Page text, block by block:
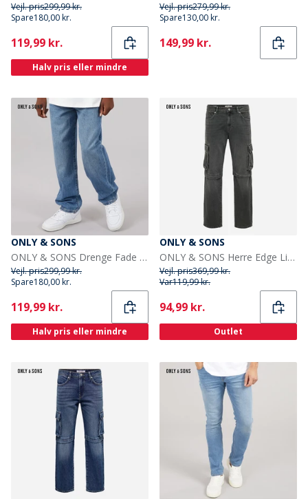
Vejl. pris299,99 kr.
Spare180,00 kr.
Current
119,99 kr.
Halv pris eller mindre
Vejl. pris279,99 kr.
Spare130,00 kr.
Current
149,99 kr.
ONLY & SONS
ONLY & SONS Drenge Fade løstsiddende jeans Medium Blue Den
Vejl. pris299,99 kr.
Spare180,00 kr.
Current
119,99 kr.
Halv pris eller mindre
ONLY & SONS
ONLY & SONS Herre Edge Lige Jeans Dark Grey Denim
Vejl. pris369,99 kr.
Var119,99 kr.
Current
94,99 kr.
Outlet